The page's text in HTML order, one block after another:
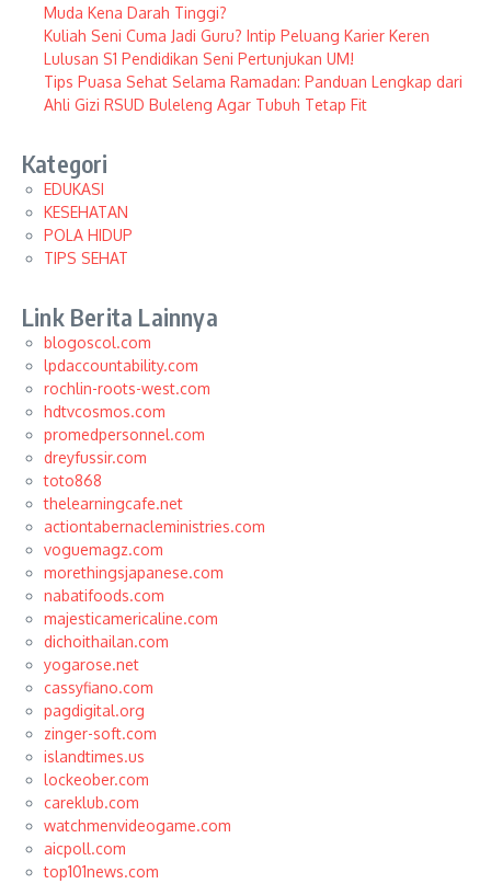
Muda Kena Darah Tinggi?
Kuliah Seni Cuma Jadi Guru? Intip Peluang Karier Keren
Lulusan S1 Pendidikan Seni Pertunjukan UM!
Tips Puasa Sehat Selama Ramadan: Panduan Lengkap dari
Ahli Gizi RSUD Buleleng Agar Tubuh Tetap Fit
Kategori
EDUKASI
KESEHATAN
POLA HIDUP
TIPS SEHAT
Link Berita Lainnya
blogoscol.com
lpdaccountability.com
rochlin-roots-west.com
hdtvcosmos.com
promedpersonnel.com
dreyfussir.com
toto868
thelearningcafe.net
actiontabernacleministries.com
voguemagz.com
morethingsjapanese.com
nabatifoods.com
majesticamericaline.com
dichoithailan.com
yogarose.net
cassyfiano.com
pagdigital.org
zinger-soft.com
islandtimes.us
lockeober.com
careklub.com
watchmenvideogame.com
aicpoll.com
top101news.com